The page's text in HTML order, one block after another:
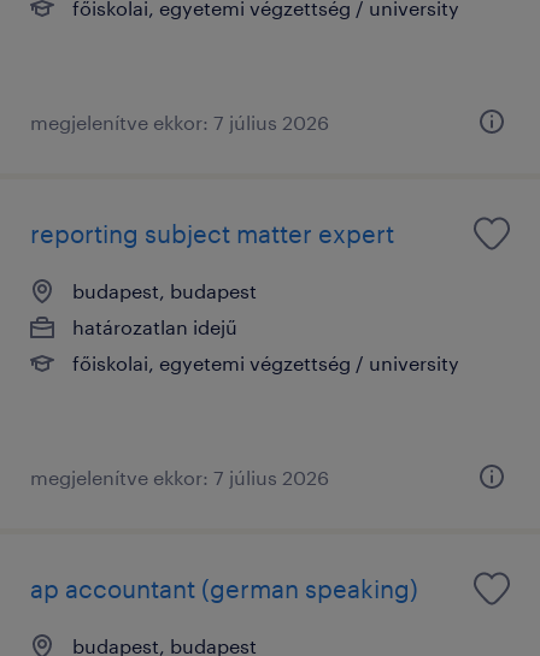
főiskolai, egyetemi végzettség / university
megjelenítve ekkor: 7 július 2026
reporting subject matter expert
budapest, budapest
határozatlan idejű
főiskolai, egyetemi végzettség / university
megjelenítve ekkor: 7 július 2026
ap accountant (german speaking)
budapest, budapest